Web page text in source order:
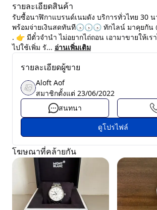
รายละเอียดสินค้า
รับซื้อนาฬิกาแบรนด์เนมดัง บริการทั่วไทย 30 น
พร้อมจ่ายเงินสดทันที🕟🕟🕟 ทักไลน์ มาคุยกัน
. 👉 มีตั๋วจำนำ ไม่อยากไถ่ถอน เอามาขายให้เร
ไปใช้เพิ่ม รั... อ่านเพิ่มเติม
รายละเอียดผู้ขาย
Aloft Aof
สมาชิกตั้งแต่ 23/06/2022
สนทนา
ดูโปรไฟล์
โฆษณาที่คล้ายกัน